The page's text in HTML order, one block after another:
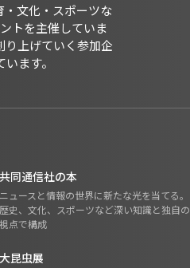
文化・スポーツな
トを主催していま
り上げていく参加企
ます。
共同通信社の本
ニュースと情報の世界に新たな光を当てる。
歴史、文化、スポーツなど深い知識と独自の
視点で構成
大昆虫展